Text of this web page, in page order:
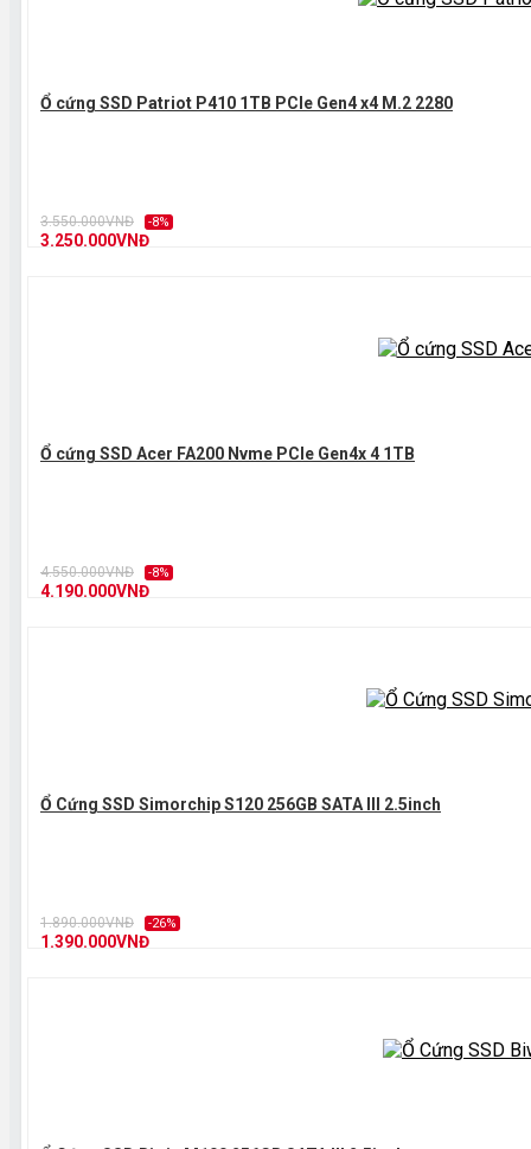
Ổ cứng SSD Patriot P410 1TB PCIe Gen4 x4 M.2 2280
3.550.000VNĐ -8%
3.250.000VNĐ
Ổ cứng SSD Acer FA200 Nvme PCIe Gen4x 4 1TB
4.550.000VNĐ -8%
4.190.000VNĐ
Ổ Cứng SSD Simorchip S120 256GB SATA III 2.5inch
1.890.000VNĐ -26%
1.390.000VNĐ